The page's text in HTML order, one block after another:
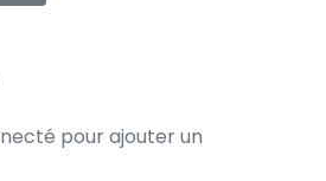
pour ajouter un